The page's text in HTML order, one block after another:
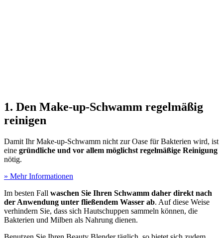
1. Den Make-up-Schwamm regelmäßig
reinigen
Damit Ihr Make-up-Schwamm nicht zur Oase für Bakterien wird, ist
eine gründliche und vor allem möglichst regelmäßige Reinigung
nötig.
» Mehr Informationen
Im besten Fall waschen Sie Ihren Schwamm daher direkt nach
der Anwendung unter fließendem Wasser ab. Auf diese Weise
verhindern Sie, dass sich Hautschuppen sammeln können, die
Bakterien und Milben als Nahrung dienen.